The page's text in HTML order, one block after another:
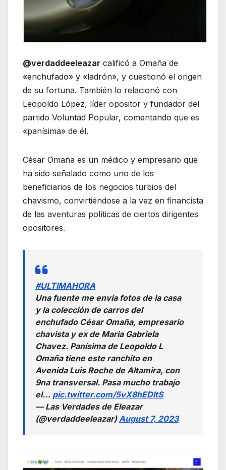
@verdaddeeleazar calificó a Omaña de
«enchufado» y «ladrón», y cuestionó el origen
de su fortuna. También lo relacionó con
Leopoldo López, líder opositor y fundador del
partido Voluntad Popular, comentando que es
«panísima» de él.
César Omaña es un médico y empresario que
ha sido señalado como uno de los
beneficiarios de los negocios turbios del
chavismo, convirtiéndose a la vez en financista
de las aventuras políticas de ciertos dirigentes
opositores.
#ULTIMAHORA
Una fuente me envía fotos de la casa
y la colección de carros del
enchufado César Omaña, empresario
chavista y ex de Maria Gabriela
Chavez. Panísima de Leopoldo L
Omaña tiene este ranchito en
Avenida Luis Roche de Altamira, con
9na transversal. Pasa mucho trabajo
el… pic.twitter.com/5vX8hEDltS
— Las Verdades de Eleazar
(@verdaddeeleazar)August 7, 2023